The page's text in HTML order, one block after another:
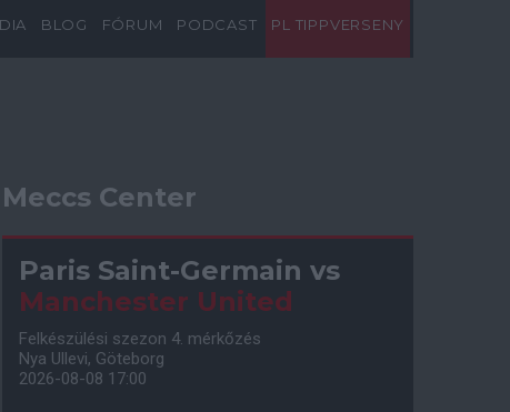
BLOG FÓRUM PODCAST PL TIPPVERSENY
Meccs Center
Paris Saint-Germain vs
Manchester United
Felkészülési szezon 4. mérkőzés
Nya Ullevi, Göteborg
2026-08-08 17:00